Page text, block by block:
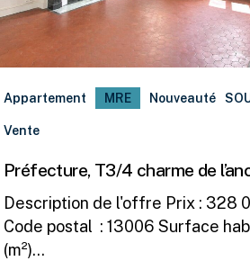
Appartement MRE Nouveauté
Vente
Préfecture, T3/4 charme de
Description de l'offre Prix : 328
Code postal : 13006 Surface
(m²)…